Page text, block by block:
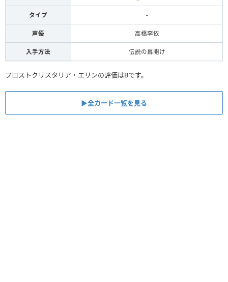
タイプ -
声優 高橋李依
入手方法 伝説の幕開け
フロストクリスタリア・エリンの評価はBです。
▶︎全カード一覧を見る